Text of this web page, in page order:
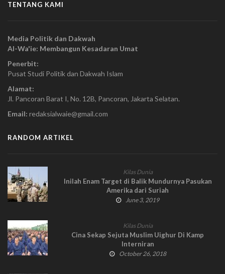
TENTANG KAMI
Media Politik dan Dakwah
Al-Wa'ie: Membangun Kesadaran Umat
Penerbit:
Pusat Studi Politik dan Dakwah Islam
Alamat:
Jl. Pancoran Barat I, No. 12B, Pancoran, Jakarta Selatan.
Email: redaksialwaie@gmail.com
RANDOM ARTIKEL
Kilas Dunia
Inilah Enam Target di Balik Mundurnya Pasukan
Amerika dari Suriah
June 3, 2019
Kilas Dunia
Cina Sekap Sejuta Muslim Uighur Di Kamp
Interniran
October 26, 2018